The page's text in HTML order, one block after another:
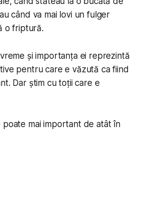
când va mai lovi un fulger
o friptură.
și importanța ei reprezintă
pentru care e văzută ca fiind
Dar știm cu toții care e
poate mai important de atât în